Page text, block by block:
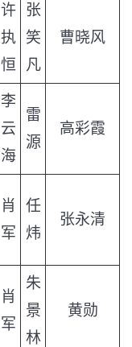
许
执
恒
张
笑
凡
曹晓风
李
云
海
雷
源
高彩霞
肖
军
任
炜
张永清
肖
军
朱
景
林
黄勋